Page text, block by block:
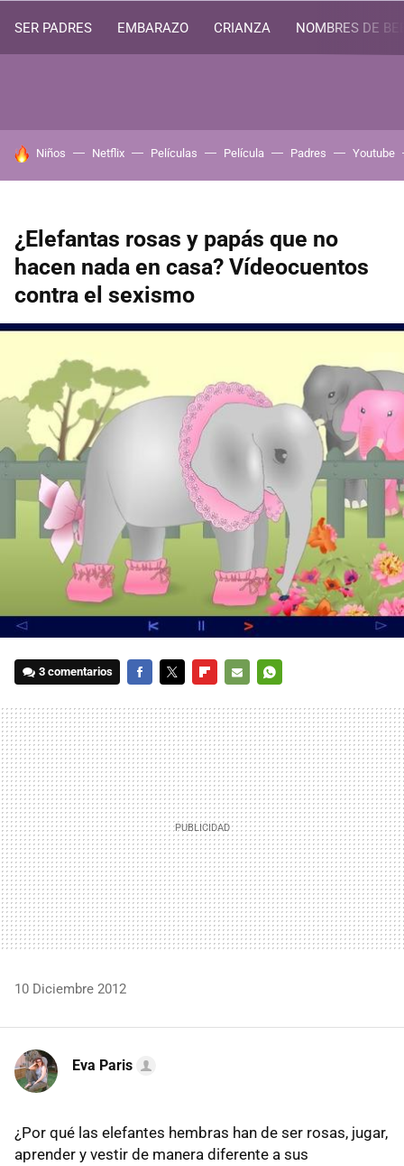
SER PADRES EMBARAZO CRIANZA NOMBRES DE
HOY SE HABLA DE
Niños Netflix Películas Película Padres Youtube
¿Elefantas rosas y papás que no
hacen nada en casa? Vídeocuentos
contra el sexismo
3 comentarios
MAIL
10 Diciembre 2012
Eva Paris
¿Por qué las elefantes hembras han de ser rosas, jugar,
aprender y vestir de manera diferente a sus